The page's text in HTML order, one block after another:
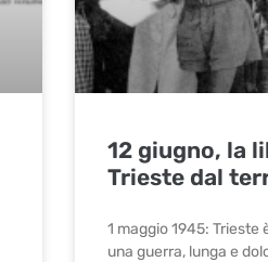
12 giugno, la
Trieste dal
1 maggio 1945:
una guerra, lunga e